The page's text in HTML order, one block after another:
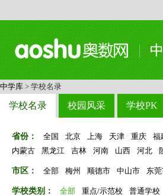
中学库 > 学校名录
学校名录 校园风采 学校PK
省份： 全国 北京 上海 天津 重庆 福
内蒙古
黑龙江 吉林 河南 山西 河北
市区： 全部 梅州 顺德市 中山市 东
学校类别： 全部 重点/示范校 普通学校